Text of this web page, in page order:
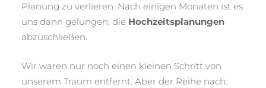
Planung zu verlieren. Nach einigen Monaten ist es
uns dann gelungen, die Hochzeitsplanungen
abzuschließen.
Wir waren nur noch einen kleinen Schritt von
unserem Traum entfernt. Aber der Reihe nach: